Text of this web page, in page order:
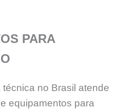
PARA
no Brasil atende
equipamentos para